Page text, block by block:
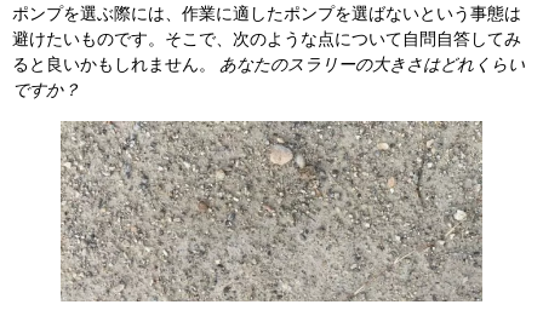
ポンプを選ぶ際には、作業に適したポンプを選ばないという事態は
避けたいものです。そこで、次のような点について自問自答してみ
ると良いかもしれません。 あなたのスラリーの大きさはどれくらい
ですか？